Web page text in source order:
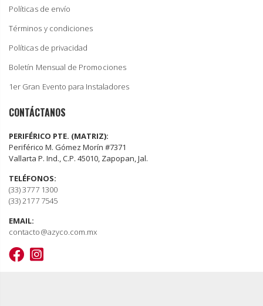
Políticas de envío
Términos y condiciones
Políticas de privacidad
Boletín Mensual de Promociones
1er Gran Evento para Instaladores
CONTÁCTANOS
PERIFÉRICO PTE. (MATRIZ):
Periférico M. Gómez Morín #7371
Vallarta P. Ind., C.P. 45010, Zapopan, Jal.
TELÉFONOS:
(33) 3777 1300
(33) 2177 7545
EMAIL:
contacto@azyco.com.mx